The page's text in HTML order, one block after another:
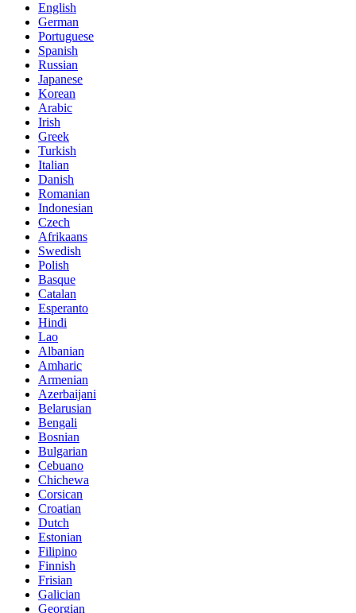
English
German
Portuguese
Spanish
Russian
Japanese
Korean
Arabic
Irish
Greek
Turkish
Italian
Danish
Romanian
Indonesian
Czech
Afrikaans
Swedish
Polish
Basque
Catalan
Esperanto
Hindi
Lao
Albanian
Amharic
Armenian
Azerbaijani
Belarusian
Bengali
Bosnian
Bulgarian
Cebuano
Chichewa
Corsican
Croatian
Dutch
Estonian
Filipino
Finnish
Frisian
Galician
Georgian